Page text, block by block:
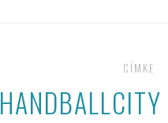
CÍMKE